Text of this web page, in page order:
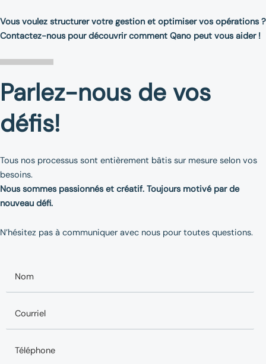
Vous voulez structurer votre gestion et optimiser vos opérations ?
Contactez-nous pour découvrir comment Qano peut vous aider !
Parlez-nous de vos
défis!
Tous nos processus sont entièrement bâtis sur mesure selon vos
besoins.
Nous sommes passionnés et créatif. Toujours motivé par de
nouveau défi.
N’hésitez pas à communiquer avec nous pour toutes questions.